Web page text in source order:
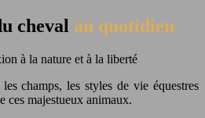
cheval au quotidien
à la nature et à la liberté
champs, les styles de vie équestres
ces majestueux animaux.